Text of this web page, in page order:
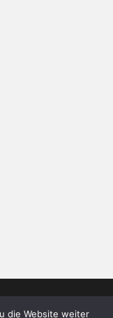
die Website weiter